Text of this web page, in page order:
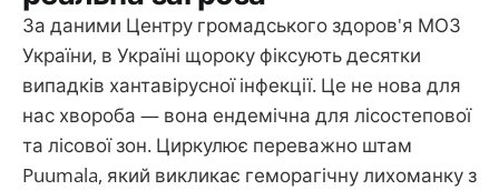
За даними Центру громадського здоров'я МОЗ
України, в Україні щороку фіксують десятки
випадків хантавірусної інфекції. Це не нова для
нас хвороба — вона ендемічна для лісостепової
та лісової зон. Циркулює переважно штам
Puumala, який викликає геморагічну лихоманку з